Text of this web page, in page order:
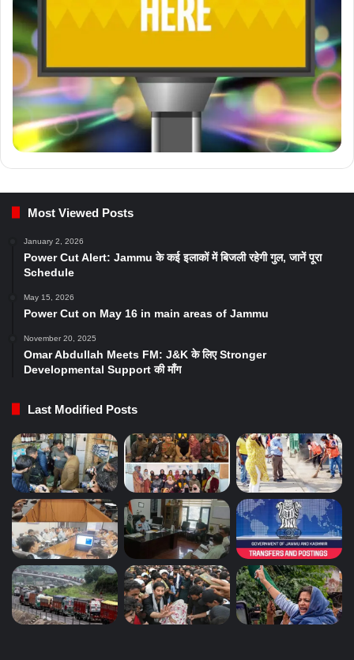
Most Viewed Posts
January 2, 2026
Power Cut Alert: Jammu के कई इलाकों में बिजली रहेगी गुल, जानें पूरा
Schedule
May 15, 2026
Power Cut on May 16 in main areas of Jammu
November 20, 2025
Omar Abdullah Meets FM: J&K के लिए Stronger
Developmental Support की माँग
Last Modified Posts